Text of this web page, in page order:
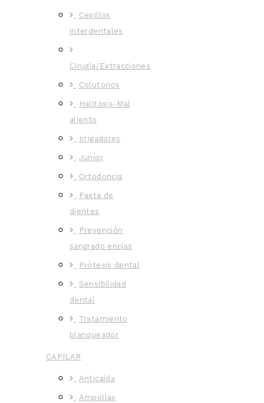
Cepillos
interdentales
Cirugía/Extracciones
Colutorios
Halitosis-Mal
aliento
Irrigadores
Junior
Ortodoncia
Pasta de
dientes
Prevención
sangrado encías
Prótesis dental
Sensibilidad
dental
Tratamiento
blanqueador
CAPILAR
Anticaída
Ampollas